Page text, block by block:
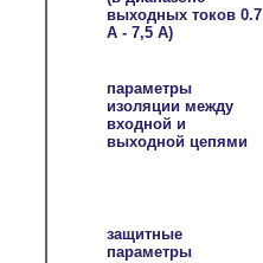
выходных токов 0.7
А - 7,5 А)
параметры
изоляции между
входной и
выходной цепями
защитные
параметры